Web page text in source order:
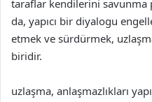
taraflar kendilerini savunma
da, yapıcı bir diyalogu
etmek ve sürdürmek,
biridir.
uzlaşma, anlaşmazlıkları